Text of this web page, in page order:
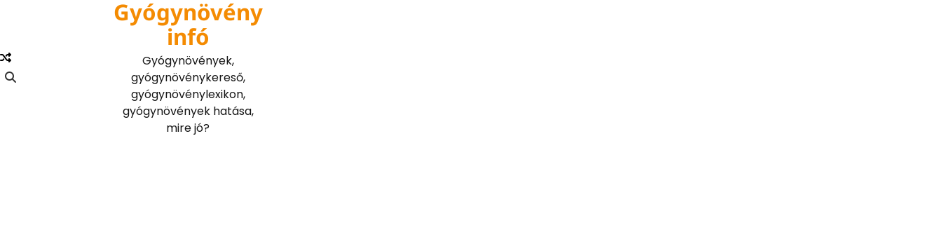
Gyógynövény
infó
Gyógynövények,
gyógynövénykereső,
gyógynövénylexikon,
gyógynövények hatása,
mire jó?